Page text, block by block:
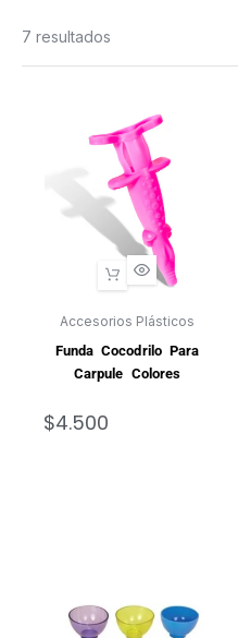
7 resultados
Accesorios Plásticos
Funda Cocodrilo Para
Carpule Colores
$4.500